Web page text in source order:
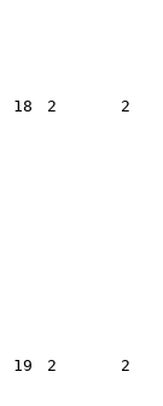
18 2 2
19 2 2